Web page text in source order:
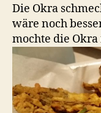
Die Okra
wäre noch
mochte die Okra